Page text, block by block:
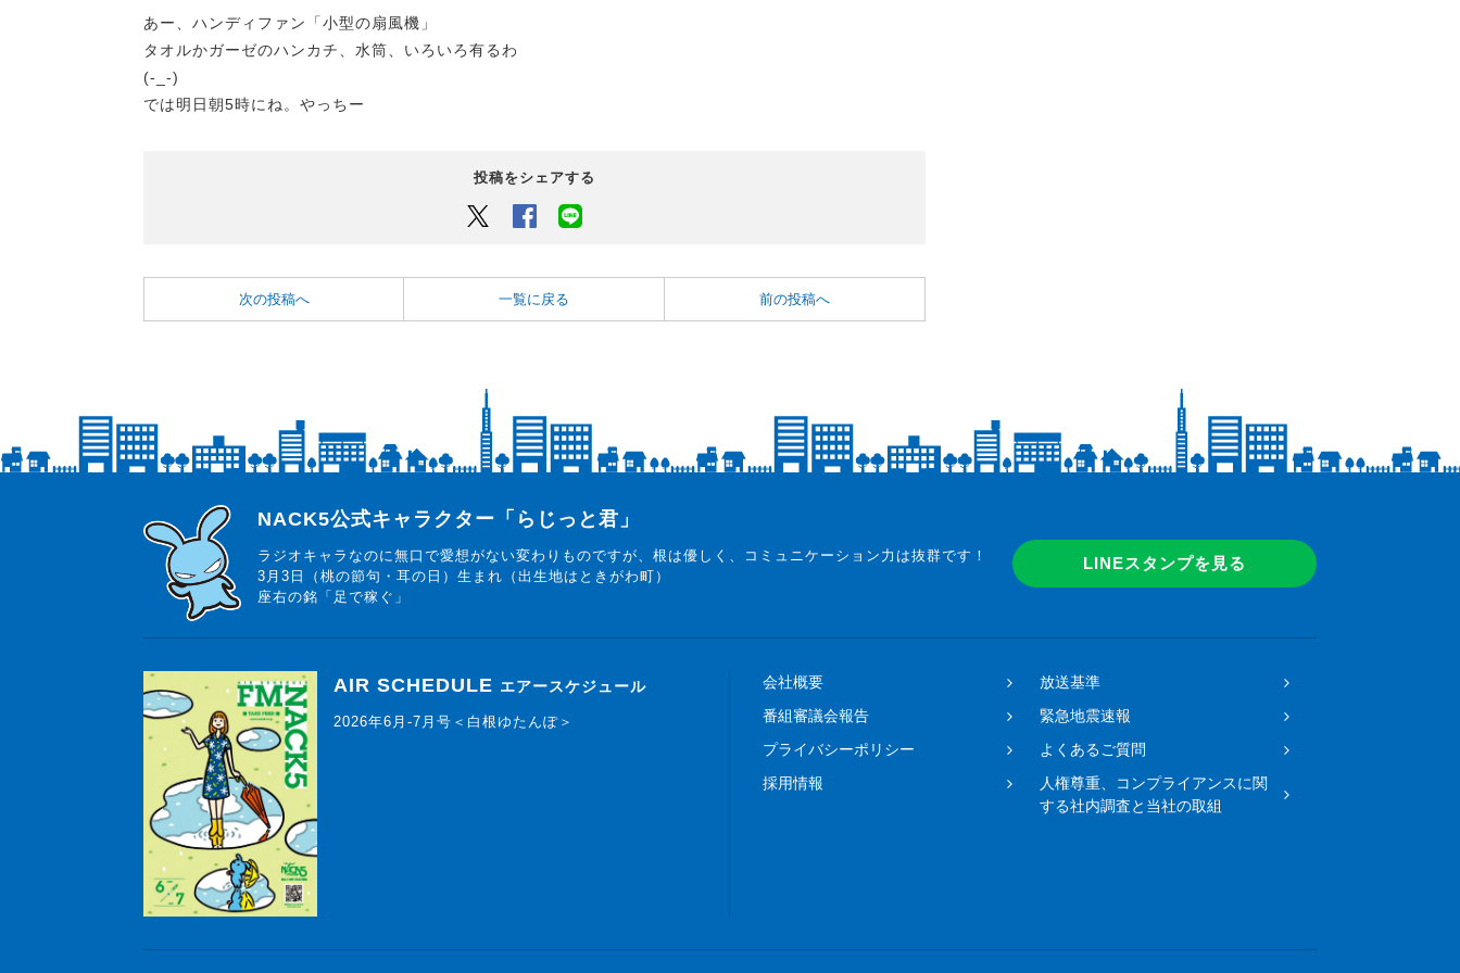
あー、ハンディファン「小型の扇風機」
タオルかガーゼのハンカチ、水筒、いろいろ有るわ
(-_-)
では明日朝5時にね。やっちー
投稿をシェアする
Twitter Facebook
次の投稿へ 一覧に戻る 前の投稿へ
らじっと君
NACK5公式キャラクター「らじっと君」
ラジオキャラなのに無口で愛想がない変わりものですが、根は優しく、コミュニケーション力は抜群です！
3月3日（桃の節句・耳の日）生まれ（出生地はときがわ町）
座右の銘「足で稼ぐ」
LINEスタンプを見る
AIR SCHEDULE エアースケジュール
2026年6月-7月号＜白根ゆたんぽ＞
会社概要
放送基準
番組審議会報告
緊急地震速報
プライバシーポリシー
よくあるご質問
採用情報
人権尊重、コンプライアンスに関
する社内調査と当社の取組